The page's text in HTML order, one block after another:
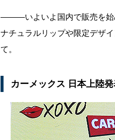
―――いよいよ国内で販売を始
ナチュラルリップや限定デザ
て。
カーメックス 日本上陸